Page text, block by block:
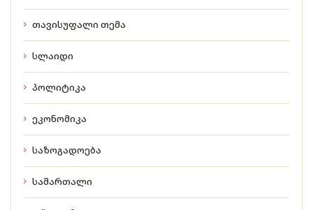
თავისუფალი თემა
სლაიდი
პოლიტიკა
ეკონომიკა
საზოგადოება
სამართალი